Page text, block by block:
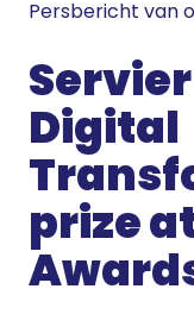
Persbericht van
Digital
prize